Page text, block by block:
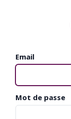
Email
Mot de passe